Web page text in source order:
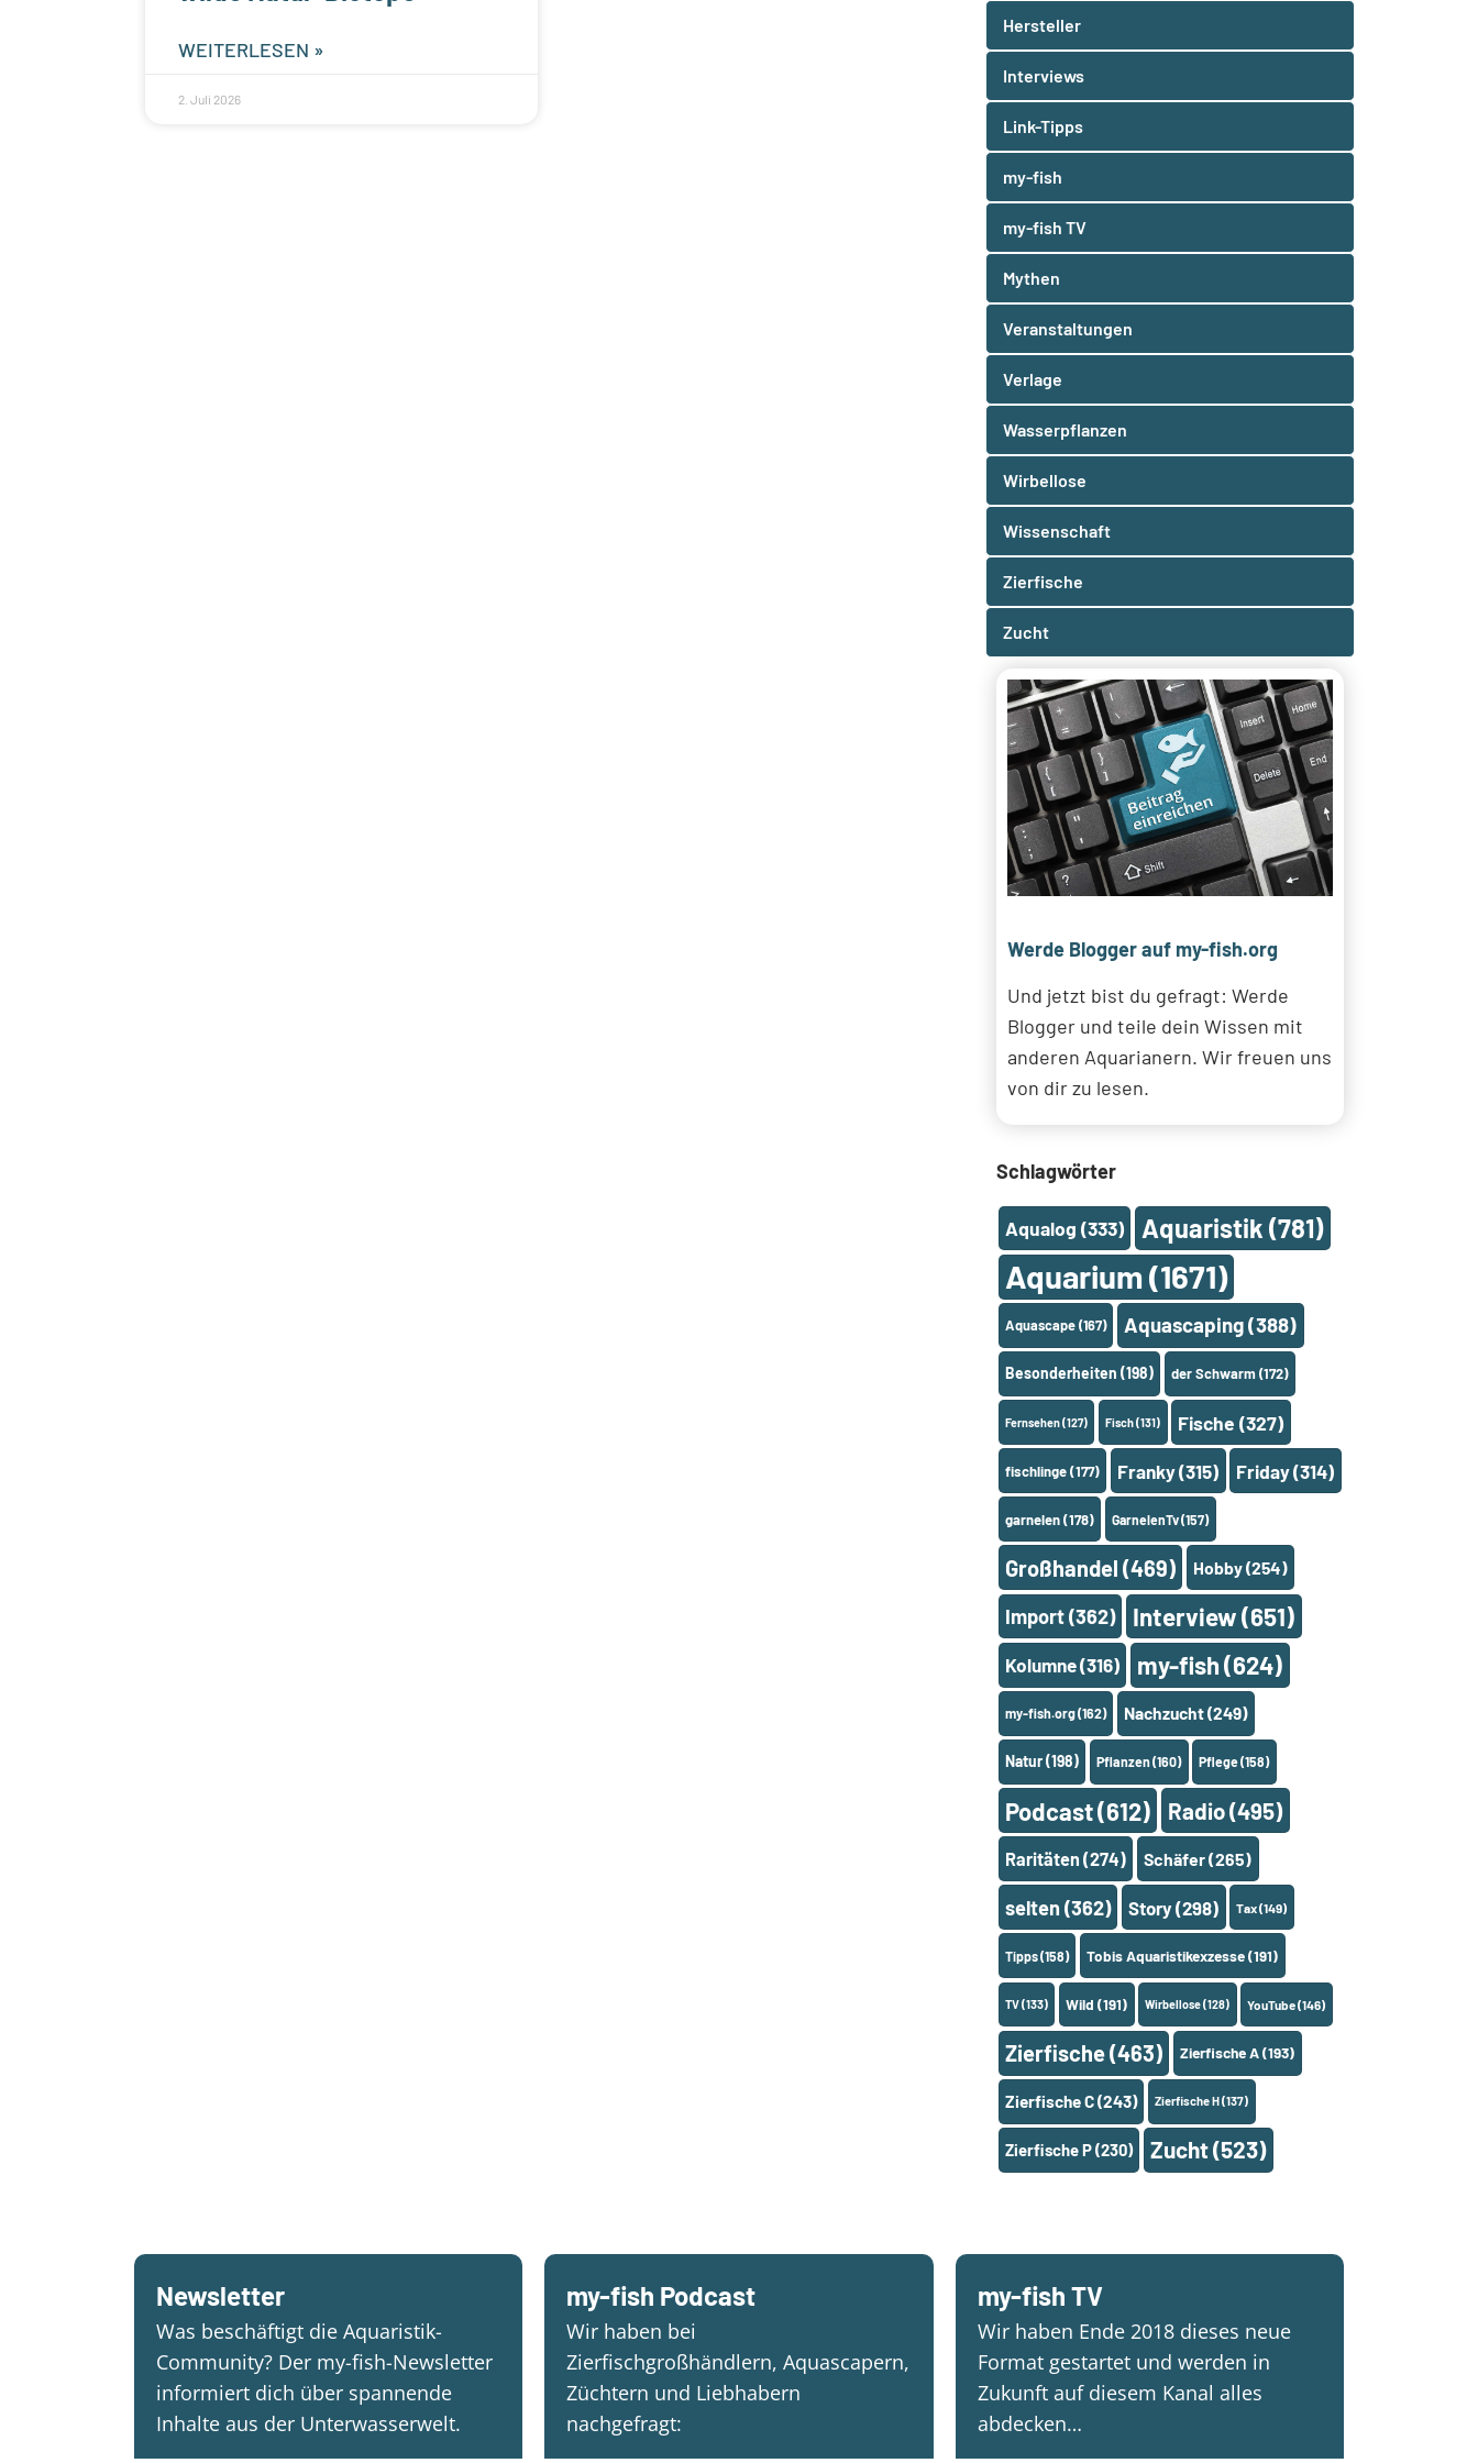
WEITERLESEN »
2. Juli 2026
Hersteller
Interviews
Link-Tipps
my-fish
my-fish TV
Mythen
Veranstaltungen
Verlage
Wasserpflanzen
Wirbellose
Wissenschaft
Zierfische
Zucht
Werde Blogger auf my-fish.org
Und jetzt bist du gefragt: Werde
Blogger und teile dein Wissen mit
anderen Aquarianern. Wir freuen uns
von dir zu lesen.
Schlagwörter
Aqualog (333) Aquaristik (781)
Aquarium (1671)
Aquascape(167) Aquascaping(388)
Besonderheiten (198) der Schwarm(172)
Fernsehen(127) Fisch(131) Fische (327)
fischlinge(177) Franky(315) Friday(314)
garnelen(178) GarnelenTv(157)
Großhandel (469) Hobby(254)
Import(362) Interview(651)
Kolumne(316) my-fish(624)
my-fish.org(162) Nachzucht(249)
Natur(198) Pflanzen(160) Pflege(158)
Podcast(612) Radio(495)
Raritäten (274) Schäfer(265)
selten (362) Story (298) Tax(149)
Tipps(158) Tobis Aquaristikexzesse(191)
TV(133) Wild (191) Wirbellose(128) YouTube(146)
Zierfische(463) Zierfische A(193)
Zierfische C(243) Zierfische H(137)
Zierfische P(230) Zucht(523)
Newsletter
Was beschäftigt die Aquaristik-
Community? Der my-fish-Newsletter
informiert dich über spannende
Inhalte aus der Unterwasserwelt.
my-fish Podcast
Wir haben bei
Zierfischgroßhändlern, Aquascapern,
Züchtern und Liebhabern
nachgefragt:
my-fish TV
Wir haben Ende 2018 dieses neue
Format gestartet und werden in
Zukunft auf diesem Kanal alles
abdecken…